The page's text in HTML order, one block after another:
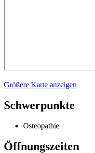
Größere Karte anzeigen
Schwerpunkte
Osteopathie
Öffnungszeiten